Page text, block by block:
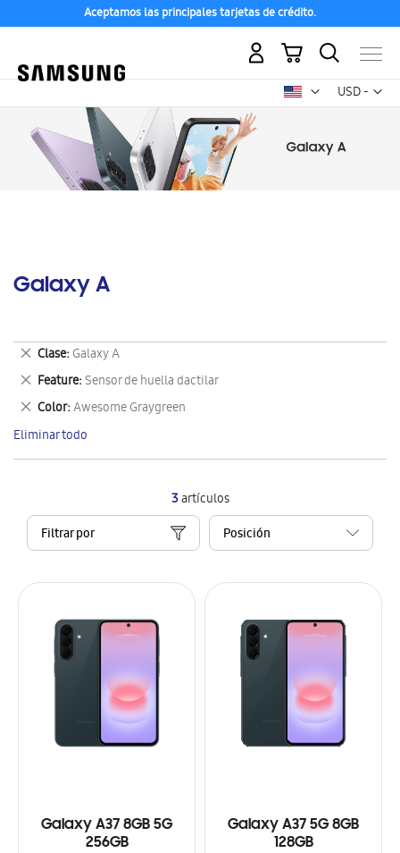
Aceptamos las principales tarjetas de crédito.
USD -
dólar
Mi carrito
Galaxy A
3artículos
Filtrar por
Galaxy A37 8GB 5G
256GB
Galaxy A37 5G 8GB
128GB
Clase Galaxy A
Eliminar
este
artículo
Feature Sensor de huella dactilar
Eliminar
este
artículo
Color Awesome Graygreen
Eliminar
este
artículo
Eliminar todo